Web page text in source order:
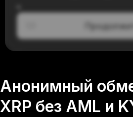
Анонимный
XRP без AML и